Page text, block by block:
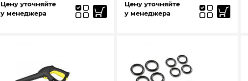
Цену уточняйте
у менеджера
Цену уточняйте
у менеджера